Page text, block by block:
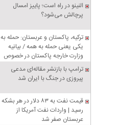
النینو در راه است؛ پاییز امسال
پرچالش می‌شود؟
ترکیه، پاکستان و عربستان: حمله به
یکی یعنی حمله به همه / بیانیه
وزارت خارجه پاکستان در خصوص
پیمان دفاعی مشترک مکه
ترامپ با بازنشر مقاله‌ای مدعی
پیروزی در جنگ با ایران شد
قیمت نفت به ۸۳ دلار در هر بشکه
رسید | واردات نفت آمریکا از
عربستان صفر شد